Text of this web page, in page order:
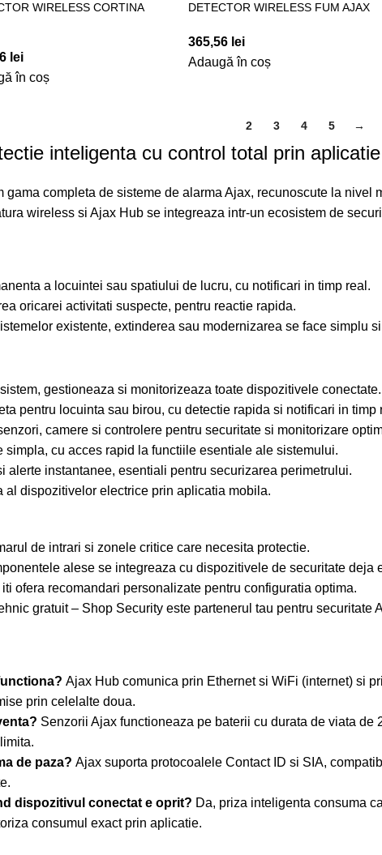
WIRELESS CORTINA
lei
în coș
DETECTOR WIRELESS FUM AJAX
365,56 lei
Adaugă în coș
2 3 4 5 →
inteligenta cu control total prin
gama completa de sisteme de alarma Ajax, recunoscute la
wireless si Ajax Hub se integreaza intr-un ecosistem de
a locuintei sau spatiului de lucru, cu notificari in timp real.
oricarei activitati suspecte, pentru reactie rapida.
existente, extinderea sau modernizarea se face simplu
gestioneaza si monitorizeaza toate dispozitivele conectate.
pentru locuinta sau birou, cu detectie rapida si notificari in timp
camere si controlere pentru securitate si monitorizare
simpla, cu acces rapid la functiile esentiale ale sistemului.
alerte instantanee, esentiali pentru securizarea perimetrului.
al dispozitivelor electrice prin aplicatia mobila.
de intrari si zonele critice care necesita protectie.
alese se integreaza cu dispozitivele de securitate deja
ofera recomandari personalizate pentru configuratia optima.
gratuit – Shop Security este partenerul tau pentru securitate
Ajax Hub comunica prin Ethernet si WiFi (internet) si
prin celelalte doua.
Senzorii Ajax functioneaza pe baterii cu durata de viata
de paza? Ajax suporta protocoalele Contact ID si SIA,
dispozitivul conectat e oprit? Da, priza inteligenta consuma
consumul exact prin aplicatie.